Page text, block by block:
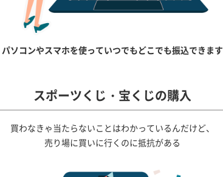
パソコンやスマホを使っていつでもどこでも振込できます
スポーツくじ・宝くじの購入
買わなきゃ当たらないことはわかっているんだけど、
売り場に買いに行くのに抵抗がある